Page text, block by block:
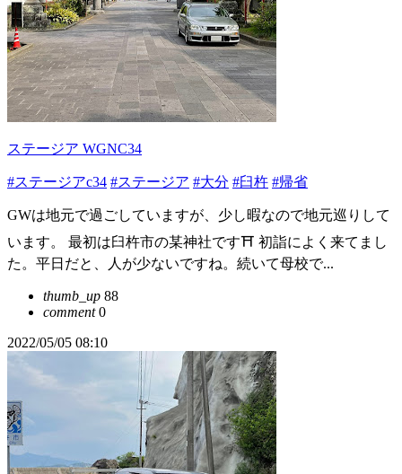
ステージア WGNC34
#ステージアc34 #ステージア #大分 #臼杵 #帰省
GWは地元で過ごしていますが、少し暇なので地元巡りして
います。 最初は臼杵市の某神社です⛩ 初詣によく来てまし
た。平日だと、人が少ないですね。続いて母校で...
thumb_up 88
comment0
2022/05/05 08:10